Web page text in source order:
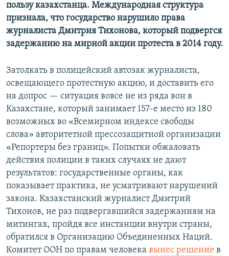
пользу казахстанца. Международная структура
признала, что государство нарушило права
журналиста Дмитрия Тихонова, который подвергся
задержанию на мирной акции протеста в 2014 году.
Затолкать в полицейский автозак журналиста,
освещающего протестную акцию, и доставить его
на допрос — ситуация вовсе не из ряда вон в
Казахстане, который занимает 157-е место из 180
возможных во «Всемирном индексе свободы
слова» авторитетной прессозащитной организации
«Репортеры без границ». Попытки обжаловать
действия полиции в таких случаях не дают
результатов: государственные органы, как
показывает практика, не усматривают нарушений
закона. Казахстанский журналист Дмитрий
Тихонов, не раз подвергавшийся задержаниям на
митингах, пройдя все инстанции внутри страны,
обратился в Организацию Объединенных Наций.
Комитет ООН по правам человека вынес решение в